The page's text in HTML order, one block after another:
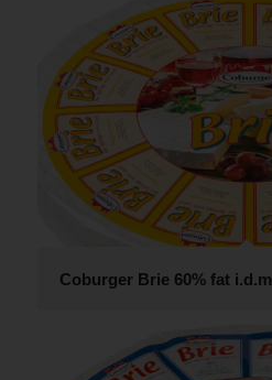
Coburger Brie 60% fat